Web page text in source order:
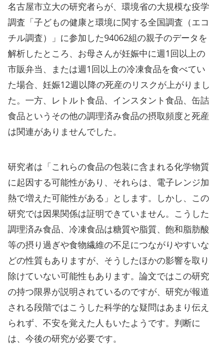
名古屋市立大の研究者らが、環境省の大規模な疫学
調査「子どもの健康と環境に関する全国調査（エコ
チル調査）」に参加した94062組の親子のデータを
解析したところ、お母さんが妊娠中に週1回以上の
市販弁当、または週1回以上の冷凍食品を食べてい
た場合、妊娠12週以降の死産のリスクが上がりまし
た。一方、レトルト食品、インスタント食品、缶詰
食品というその他の調理済み食品の摂取頻度と死産
は関連がありませんでした。
研究者は「これらの食品の包装に含まれる化学物質
に起因する可能性があり、それらは、電子レンジ加
熱で増えた可能性がある」とします。しかし、この
研究では因果関係は証明できていません。こうした
調理済み食品、冷凍食品は糖質や脂質、飽和脂肪酸
等の摂り過ぎや食物繊維の不足につながりやすいな
どの性質もありますが、そうしたほかの影響を取り
除けていない可能性もあります。論文ではこの研究
の持つ限界が説明されているのですが、研究が報道
される段階ではこうした科学的な疑問はあまり伝え
られず、不安を覚えた人もいたようです。判断に
は、今後の研究が必要です。